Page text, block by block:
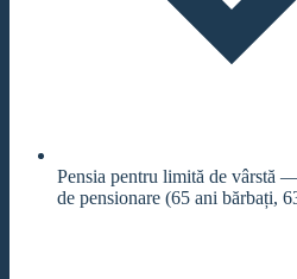
Pensia pentru limită de vârstă
de pensionare (65 ani bărbați,